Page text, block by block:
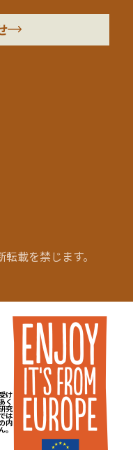
載を禁じます。
け
く
究
は
内
。